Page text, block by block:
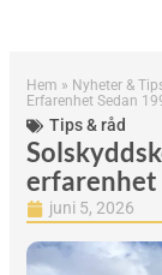
Hem » Nyheter &
Erfarenhet Sedan
Tips & råd
erfarenhet
juni 5, 2026